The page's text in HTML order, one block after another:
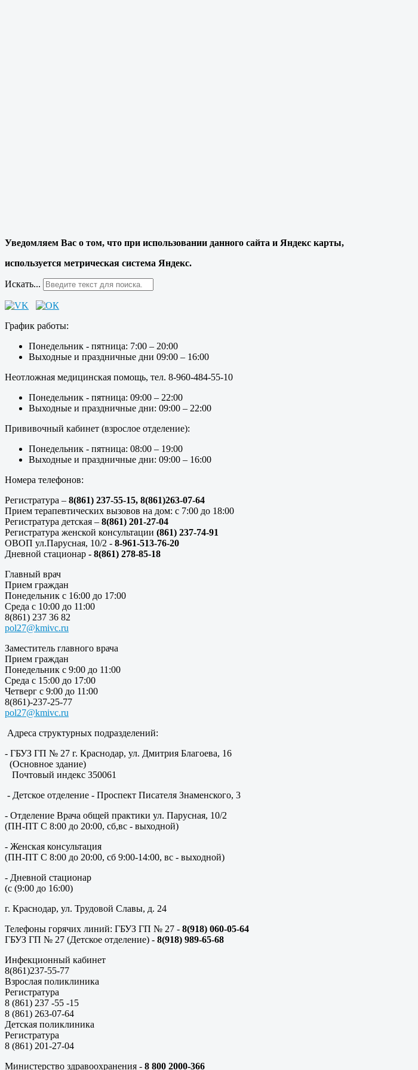
Уведомляем Вас о том, что при использовании данного сайта и Яндекс карты,
используется метрическая система Яндекс.
Искать...
График работы:
Понедельник - пятница: 7:00 – 20:00
Выходные и праздничные дни 09:00 – 16:00
Неотложная медицинская помощь, тел. 8-960-484-55-10
Понедельник - пятница: 09:00 – 22:00
Выходные и праздничные дни: 09:00 – 22:00
Прививочный кабинет (взрослое отделение):
Понедельник - пятница: 08:00 – 19:00
Выходные и праздничные дни: 09:00 – 16:00
Номера телефонов:
Регистратура – 8(861) 237-55-15, 8(861)263-07-64
Прием терапевтических вызовов на дом: с 7:00 до 18:00
Регистратура детская – 8(861) 201-27-04
Регистратура женской консультации (861) 237-74-91
ОВОП ул.Парусная, 10/2 - 8-961-513-76-20
Дневной стационар - 8(861) 278-85-18
Главный врач
Прием граждан
Понедельник с 16:00 до 17:00
Среда с 10:00 до 11:00
8(861) 237 36 82
pol27@kmivc.ru
Заместитель главного врача
Прием граждан
Понедельник с 9:00 до 11:00
Среда с 15:00 до 17:00
Четверг с 9:00 до 11:00
8(861)-237-25-77
pol27@kmivc.ru
Адреса структурных подразделений:
- ГБУЗ ГП № 27 г. Краснодар, ул. Дмитрия Благоева, 16
(Основное здание)
Почтовый индекс 350061
- Детское отделение - Проспект Писателя Знаменского, 3
- Отделение Врача общей практики ул. Парусная, 10/2
(ПН-ПТ С 8:00 до 20:00, сб,вс - выходной)
- Женская консультация
(ПН-ПТ С 8:00 до 20:00, сб 9:00-14:00, вс - выходной)
- Дневной стационар
(с (9:00 до 16:00)
г. Краснодар, ул. Трудовой Славы, д. 24
Телефоны горячих линий: ГБУЗ ГП № 27 - 8(918) 060-05-64
ГБУЗ ГП № 27 (Детское отделение) - 8(918) 989-65-68
Инфекционный кабинет
8(861)237-55-77
Взрослая поликлиника
Регистратура
8 (861) 237 -55 -15
8 (861) 263-07-64
Детская поликлиника
Регистратура
8 (861) 201-27-04
Министерство здравоохранения - 8 800 2000-366